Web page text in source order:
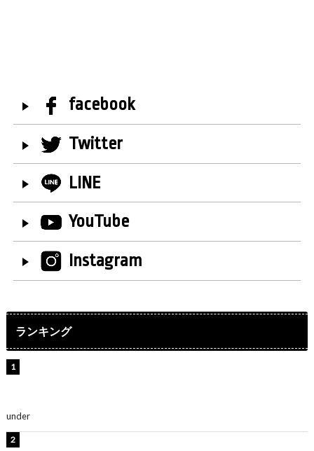
facebook
Twitter
LINE
YouTube
Instagram
ランキング
under